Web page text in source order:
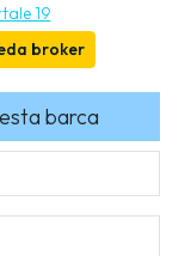
19
broker
barca